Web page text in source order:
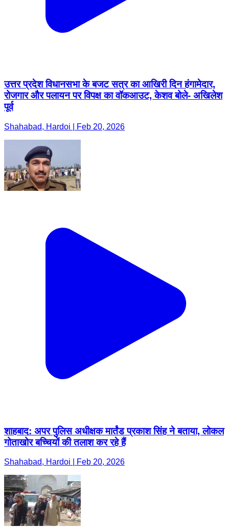
उत्तर प्रदेश विधानसभा के बजट सत्र का आखिरी दिन हंगामेदार,
रोजगार और पलायन पर विपक्ष का वॉकआउट, केशव बोले- अखिलेश
पूर्व
Shahabad, Hardoi | Feb 20, 2026
शाहबाद: अपर पुलिस अधीक्षक मार्तंड प्रकाश सिंह ने बताया, लोकल
गोताखोर बच्चियों की तलाश कर रहे हैं
Shahabad, Hardoi | Feb 20, 2026